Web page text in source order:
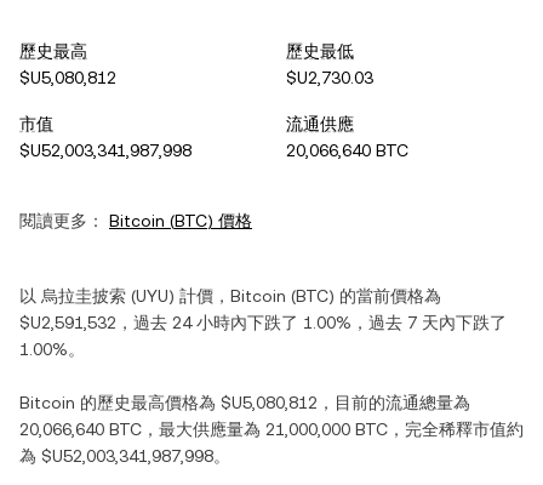
歷史最高
$U5,080,812
歷史最低
$U2,730.03
市值
$U52,003,341,987,998
流通供應
20,066,640 BTC
閱讀更多： Bitcoin (BTC) 價格
以 烏拉圭披索 (UYU) 計價， Bitcoin (BTC) 的當前價格為
$U2,591,532 ，過去 24 小時內下跌了 1.00% ，過去 7 天內下跌了
1.00%。
Bitcoin 的歷史最高價格為 $U5,080,812 ，目前的流通總量為
20,066,640 BTC ，最大供應量為 21,000,000 BTC ，完全稀釋市值約
為 $U52,003,341,987,998。